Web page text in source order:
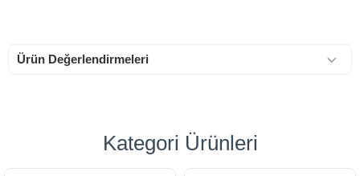
Ürün Değerlendirmeleri
Kategori Ürünleri